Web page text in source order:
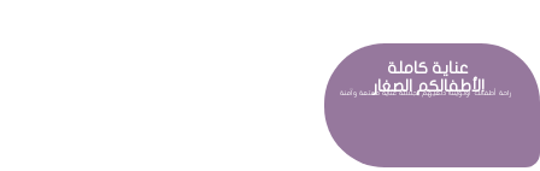
راحة أطفالك أولويتنا! دلّعيهم بجلسة عناية ممتعة وآمنة
عناية كاملة
لأطفالكم الصغار!